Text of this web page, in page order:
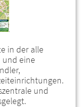
in der alle
und eine
und